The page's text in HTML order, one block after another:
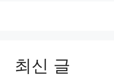
최신 글